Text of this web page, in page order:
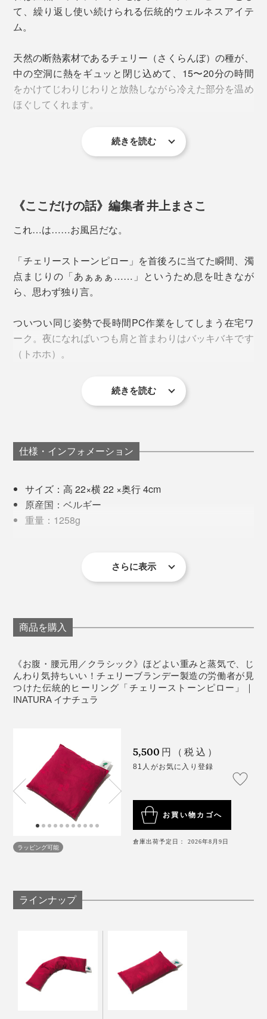
て、繰り返し使い続けられる伝統的ウェルネスアイテ
ム。
天然の断熱素材であるチェリー（さくらんぼ）の種が、
中の空洞に熱をギュッと閉じ込めて、15〜20分の時間
をかけてじわりじわりと放熱しながら冷えた部分を温め
ほぐしてくれます。
その気持ちよさを例えるなら、「湯船に浸かっているよ
うな感覚」です。
な蒸気となって体に伝わり、心までほどけるような温も
りに包まれます。
温浴”でほわ〜っと軽やかに。
仕事の合間やリラックスタイムに、手放せなくなる心地
よさです。
本品は、枕や座布団、湯たんぽのように使える正方形の
めたい時は、背もたれに挟むように使ってください。
頼りがいのあるサイズ感だから、抱えながらお腹を温め
続きを読む
《ここだけの話》編集者 井上まさこ
これ…は……お風呂だな。
「チェリーストーンピロー」を首後ろに当てた瞬間、濁
点まじりの「あぁぁぁ……」というため息を吐きなが
ら、思わず独り言。
ついつい同じ姿勢で長時間PC作業をしてしまう在宅ワ
ーク。夜になればいつも肩と首まわりはバッキバキです
（トホホ）。
慌てて首や腕を回してストレッチするも、なんだかずっ
そんな時、この“さくらんぼ温浴”が心と体に沁みるので
す。
15分ほど温めると、首まわりがふわんと軽くなった気が
する。脚のつけ根、腰、お尻、目元、足首、手首……ど
こに当てても、「うわぁ、そこそこ！」とため息が出ま
編集スタッフに試してもらったところ、全員が私と同じ
濁点まじりの「あぁぁぁ……」というため息を吐きなが
この表情、ホンモノの反応です（笑）※写真は「セヴィコロング
「寝違えてしまって首が痛い」と訴えていた撮影モデル
をしてくれて、笑ってしまいました。
温めるとチェリー種特有の香りがふわっと漂うのです
と苦手」と、スタッフの意見がわかれました。
香りが気になる方は、一度お湯で洗っていただくと緩和
続きを読む
仕様・インフォメーション
サイズ：高 22×横 22 ×奥行 4cm
原産国：ベルギー
重量：1258g
温めて使用する場合の目安時間：500Wの電子レンジ
《使用上のご注意》
します。
※洗剤を使用する場合はよくすすぎ、使用前までに完全に乾かしてくださ
い。
※乾燥は機械を使用せず、自然乾燥をおすすめします。
※チェリー種の独特な香りが気になる場合は、お湯洗いが有効です。
※アロマスプレーをご使用になる場合は、アロマの成分が加熱に向いていな
い、熱くなりすぎてしまう恐れがあるので、香り付けした手拭いなどをピ
さらに表示
商品を購入
《お腹・腰元用／クラシック》ほどよい重みと蒸気で、じ
んわり気持ちいい！チェリーブランデー製造の労働者が見
つけた伝統的ヒーリング「チェリーストーンピロー」｜
INATURA イナチュラ
ラッピング可能
5,500 円（税込）
81人がお気に入り登録
お買い物カゴへ
倉庫出荷予定日： 2026年8月9日
ラインナップ